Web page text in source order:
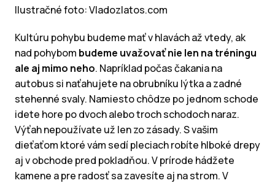
Ilustračné foto: Vladozlatos.com
Kultúru pohybu budeme mať v hlavách až vtedy, ak
nad pohybom budeme uvažovať nie len na tréningu
ale aj mimo neho. Napríklad počas čakania na
autobus si naťahujete na obrubníku lýtka a zadné
stehenné svaly. Namiesto chôdze po jednom schode
idete hore po dvoch alebo troch schodoch naraz.
Výťah nepoužívate už len zo zásady. S vašim
dieťaťom ktoré vám sedí pleciach robíte hlboké drepy
aj v obchode pred pokladňou. V prírode hádžete
kamene a pre radosť sa zavesíte aj na strom. V